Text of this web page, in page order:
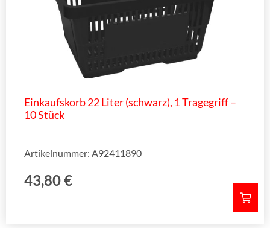
Einkaufskorb 22 Liter (schwarz), 1 Tragegriff –
10 Stück
43,80€
Artikelnummer: A92411890